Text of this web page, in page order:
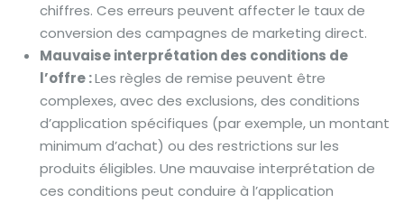
chiffres. Ces erreurs peuvent affecter le taux de
conversion des campagnes de marketing direct.
Mauvaise interprétation des conditions de
l’offre :Les règles de remise peuvent être
complexes, avec des exclusions, des conditions
d’application spécifiques (par exemple, un montant
minimum d’achat) ou des restrictions sur les
produits éligibles. Une mauvaise interprétation de
ces conditions peut conduire à l’application